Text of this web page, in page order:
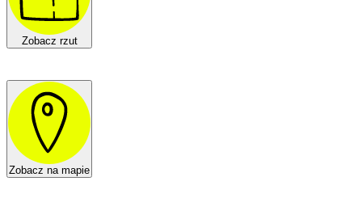
Zobacz rzut
Zobacz na mapie